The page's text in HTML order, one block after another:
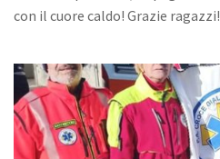
con il cuore caldo! Grazie ragazzi!